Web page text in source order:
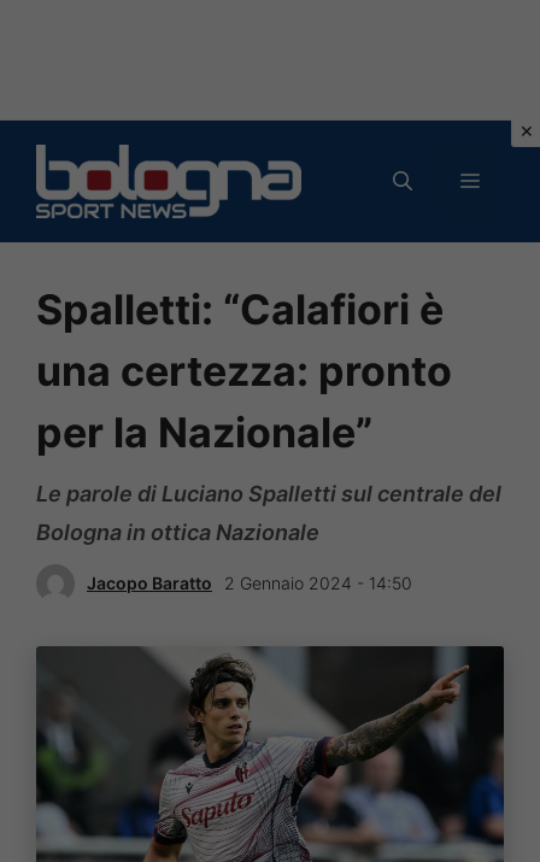
contenuto
MENU
Spalletti: “Calafiori è
una certezza: pronto
per la Nazionale”
Le parole di Luciano Spalletti sul centrale del
Bologna in ottica Nazionale
Jacopo Baratto 2 Gennaio 2024 - 14:50